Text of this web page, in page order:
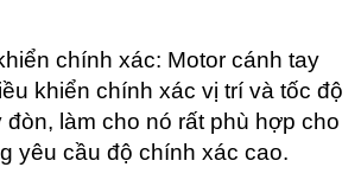
chính xác: Motor cánh tay
khiển chính xác vị trí và tốc độ
đòn, làm cho nó rất phù hợp cho
yêu cầu độ chính xác cao.